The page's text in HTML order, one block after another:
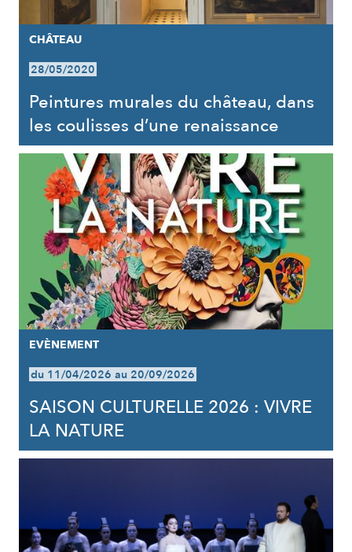
CHÂTEAU
28/05/2020
Peintures murales du château, dans
les coulisses d’une renaissance
EVÈNEMENT
du 11/04/2026 au 20/09/2026
SAISON CULTURELLE 2026 : VIVRE
LA NATURE